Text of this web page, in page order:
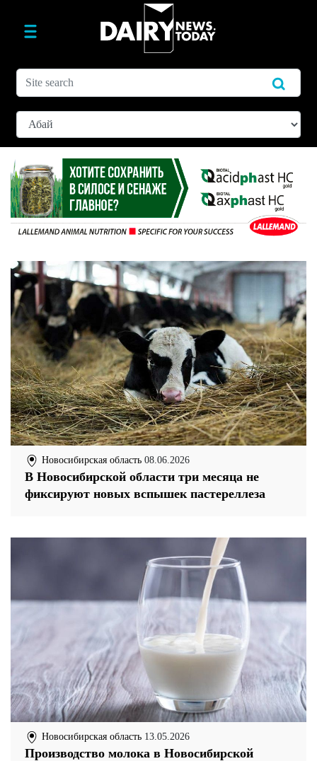
Новосибирская область 08.06.2026
В Новосибирской области три месяца не
фиксируют новых вспышек пастереллеза
Новосибирская область 13.05.2026
Производство молока в Новосибирской